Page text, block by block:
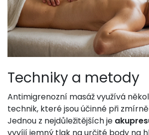
Techniky a metody
Antimigrenozní masáž využívá
technik, které jsou účinné při
Jednou z nejdůležitějších je